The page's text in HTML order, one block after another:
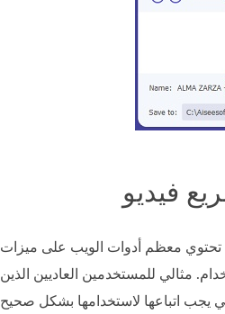
، تحتوي معظم أدوات الويب على ميزات
مثالي للمستخدمين العاديين الذين